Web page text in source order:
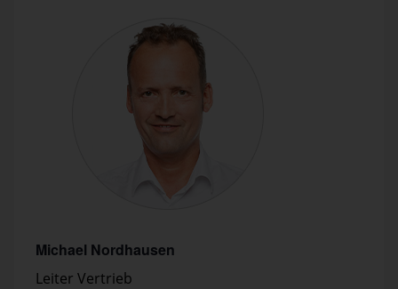
Michael Nordhausen
Leiter Vertrieb